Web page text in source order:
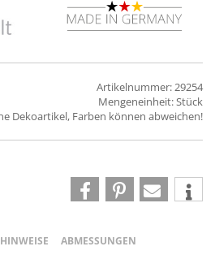
Artikelnummer: 29254
Mengeneinheit: Stück
Dekoartikel, Farben können abweichen!
ABMESSUNGEN